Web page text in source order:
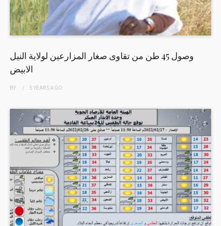
وصول 45 طن من تقاوى صغار المزارعين لولاية النيل
الابيض
BY 5 YEARSAGO